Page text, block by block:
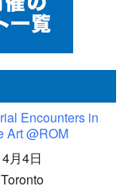
Encounters in
Art @ROM
4月4日
Toronto